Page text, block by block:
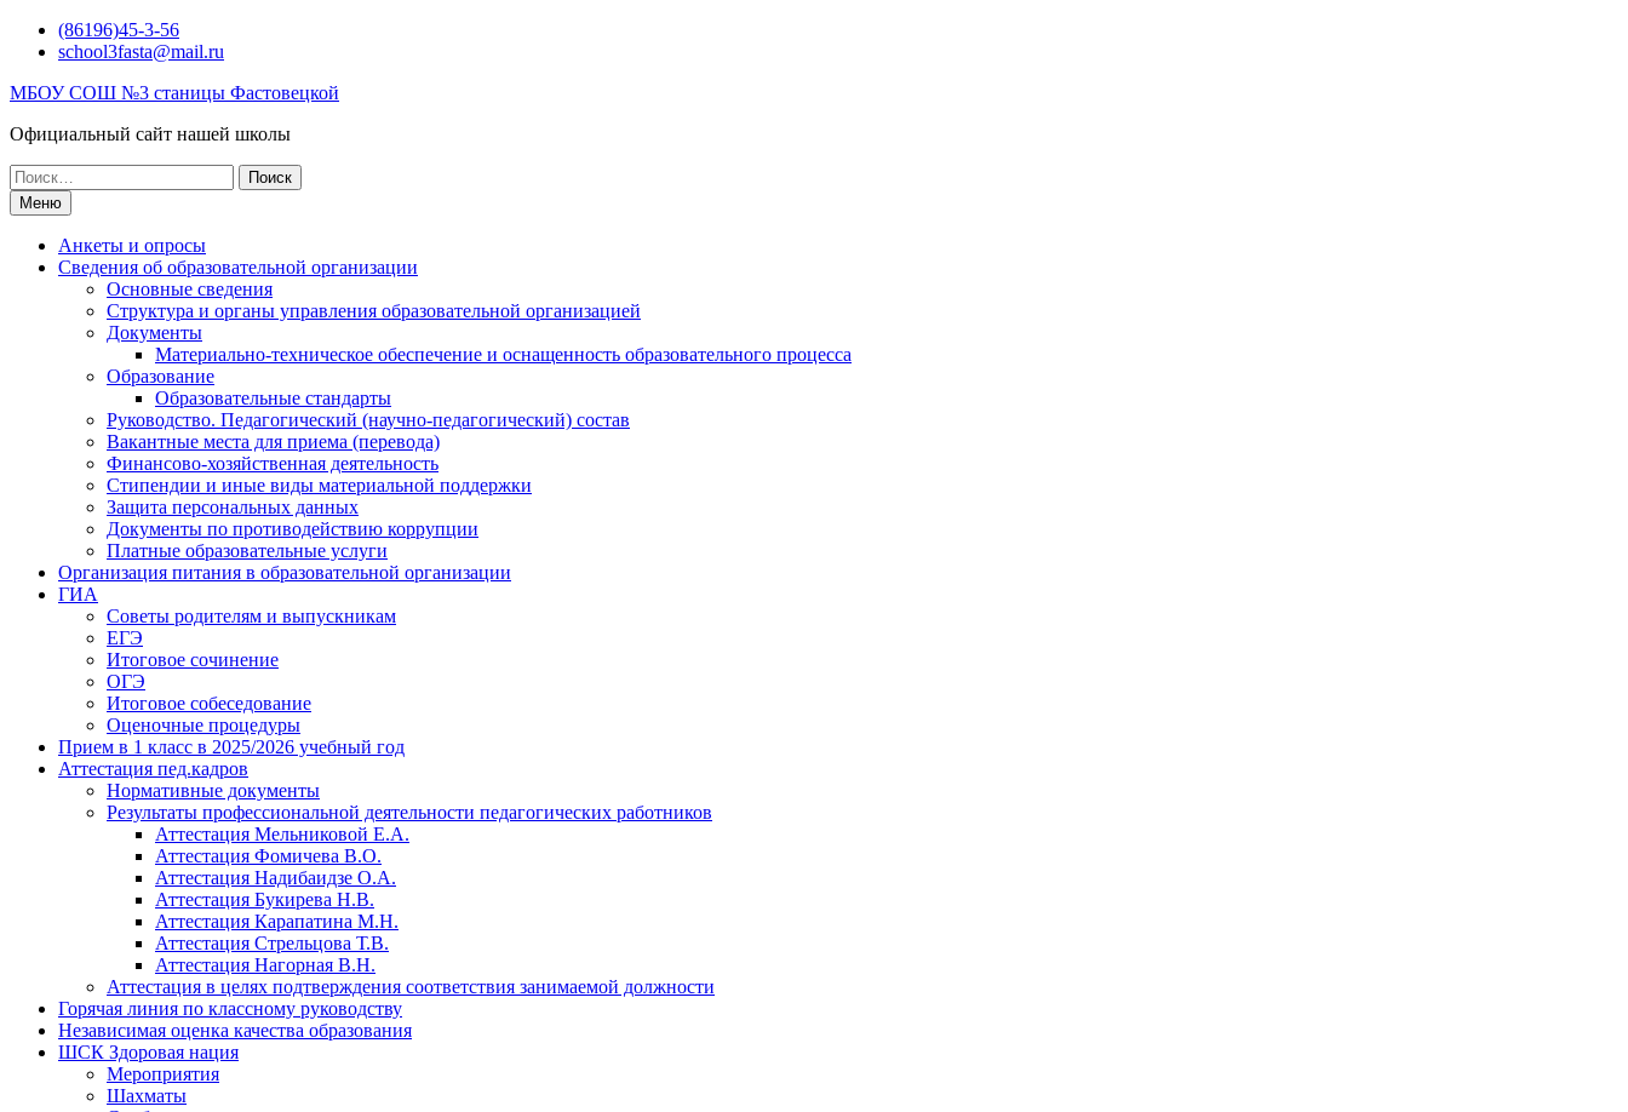
Перейти(86196)45-3-56
school3fasta@mail.ru
МБОУ СОШ №3 станицы Фастовецкой
Официальный сайт нашей школы
Поиск
по:Меню
Анкеты и опросы
Сведения об образовательной организации
Основные сведения
Структура и органы управления образовательной организацией
Документы
Материально-техническое обеспечение и оснащенность образовательного процесса
Образование
Образовательные стандарты
Руководство. Педагогический (научно-педагогический) состав
Вакантные места для приема (перевода)
Финансово-хозяйственная деятельность
Стипендии и иные виды материальной поддержки
Защита персональных данных
Документы по противодействию коррупции
Платные образовательные услуги
Организация питания в образовательной организации
ГИА
Советы родителям и выпускникам
ЕГЭ
Итоговое сочинение
ОГЭ
Итоговое собеседование
Оценочные процедуры
Прием в 1 класс в 2025/2026 учебный год
Аттестация пед.кадров
Нормативные документы
Результаты профессиональной деятельности педагогических работников
Аттестация Мельниковой Е.А.
Аттестация Фомичева В.О.
Аттестация Надибаидзе О.А.
Аттестация Букирева Н.В.
Аттестация Карапатина М.Н.
Аттестация Стрельцова Т.В.
Аттестация Нагорная В.Н.
Аттестация в целях подтверждения соответствия занимаемой должности
Горячая линия по классному руководству
Независимая оценка качества образования
ШСК Здоровая нация
Мероприятия
Шахматы